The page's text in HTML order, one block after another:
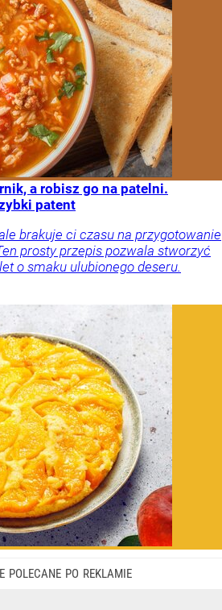
a robisz go na patelni.
patent
brakuje ci czasu na przygotowanie
prosty przepis pozwala stworzyć
o smaku ulubionego deseru.